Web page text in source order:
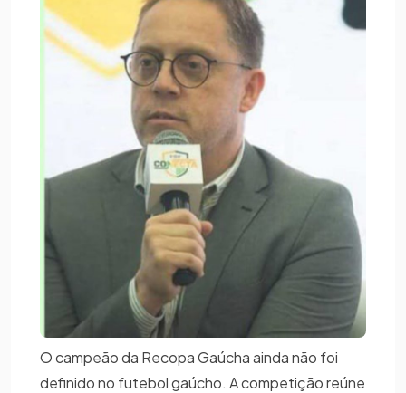
O campeão da Recopa Gaúcha ainda não foi
definido no futebol gaúcho. A competição reúne